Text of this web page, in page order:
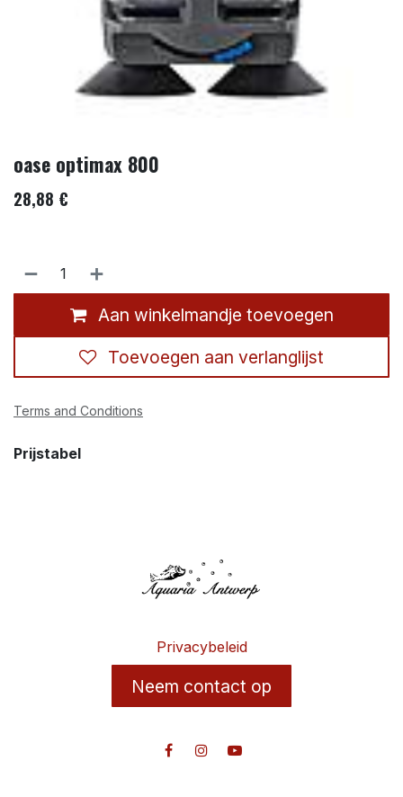
oase optimax 800
28,88 €
Aan winkelmandje toevoegen
Toevoegen aan verlanglijst
Terms and Conditions
Prijstabel
Privacybeleid
Neem contact op